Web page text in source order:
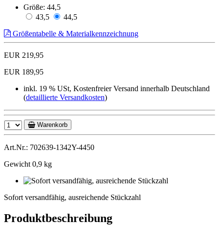
Größe: 44,5
43,5
44,5
Größentabelle & Materialkennzeichnung
EUR 219,95
EUR 189,95
inkl. 19 % USt, Kostenfreier Versand innerhalb Deutschland
(detaillierte Versandkosten)
Warenkorb
Art.Nr.: 702639-1342Y-4450
Gewicht 0,9 kg
Sofort versandfähig, ausreichende Stückzahl
Produktbeschreibung